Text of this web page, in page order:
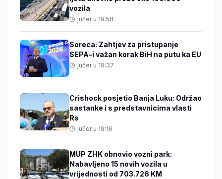
vozila
jučer u 19:58
Soreca: Zahtjev za pristupanje
SEPA-i važan korak BiH na putu ka EU
jučer u 19:37
Crishock posjetio Banja Luku: Održao
sastanke i s predstavnicima vlasti
Rs
jučer u 19:16
MUP ZHK obnovio vozni park:
Nabavljeno 15 novih vozila u
vrijednosti od 703.726 KM